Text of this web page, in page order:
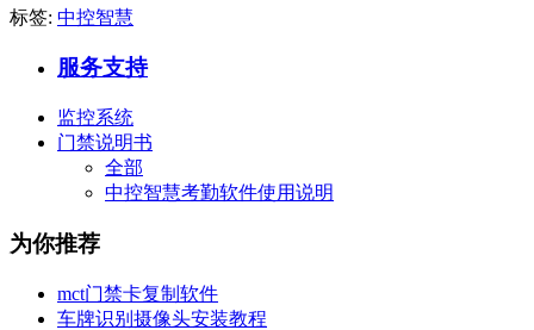
标签: 中控智慧
服务支持
监控系统
门禁说明书
全部
中控智慧考勤软件使用说明
为你推荐
mct门禁卡复制软件
车牌识别摄像头安装教程